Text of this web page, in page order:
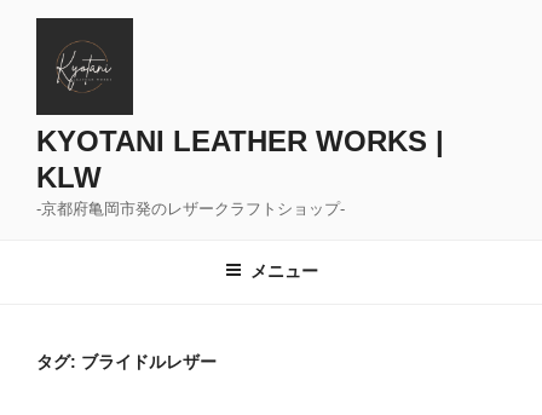
KYOTANI LEATHER WORKS |
KLW
-京都府亀岡市発のレザークラフトショップ-
メニュー
タグ: ブライドルレザー